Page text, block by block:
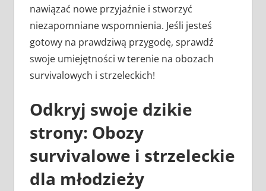
nawiązać nowe przyjaźnie i stworzyć
niezapomniane wspomnienia. Jeśli jesteś
gotowy na prawdziwą przygodę, sprawdź
swoje umiejętności w terenie na obozach
survivalowych i strzeleckich!
Odkryj swoje dzikie
strony: Obozy
survivalowe i strzeleckie
dla młodzieży